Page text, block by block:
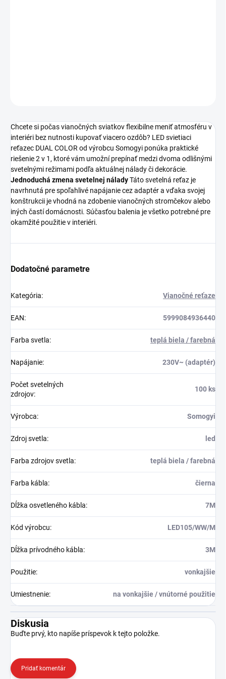
Chcete si počas vianočných sviatkov flexibilne meniť atmosféru v
interiéri bez nutnosti kupovať viacero ozdôb? LED svietiaci
reťazec DUAL COLOR od výrobcu Somogyi ponúka praktické
riešenie 2 v 1, ktoré vám umožní prepínať medzi dvoma odlišnými
svetelnými režimami podľa aktuálnej nálady či dekorácie.
Jednoduchá zmena svetelnej náladyTáto svetelná reťaz je
navrhnutá pre spoľahlivé napájanie cez adaptér a vďaka svojej
konštrukcii je vhodná na zdobenie vianočných stromčekov alebo
iných častí domácnosti. Súčasťou balenia je všetko potrebné pre
okamžité použitie v interiéri.
Dodatočné parametre
Kategória: Vianočné reťaze
EAN: 5999084936440
Farba svetla: teplá biela / farebná
Napájanie: 230V~ (adaptér)
Počet svetelných
zdrojov:
100 ks
Výrobca: Somogyi
Zdroj svetla: led
Farba zdrojov svetla: teplá biela / farebná
Farba kábla: čierna
Dĺžka osvetleného kábla: 7M
Kód výrobcu: LED105/WW/M
Dĺžka prívodného kábla: 3M
Použitie: vonkajšie
Umiestnenie: na vonkajšie / vnútorné použitie
Diskusia
Buďte prvý, kto napíše príspevok k tejto položke.
Pridať komentár